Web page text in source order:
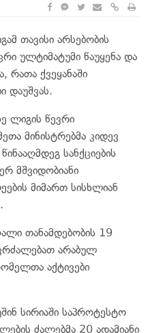
თავისი არსებობის
ულტიმატუმი წაუყენა და
რათა ქვეყანაში
დაუშვას.
ლიგის წევრი
მინისტრებმა კიდევ
სანქციების
მშვიდობიანი
მიმართ სისხლიან
თანამდებობის 19
არაბულ
აქტივები
სირიაში საპროტესტო
ძალებმა 20 ადამიანი